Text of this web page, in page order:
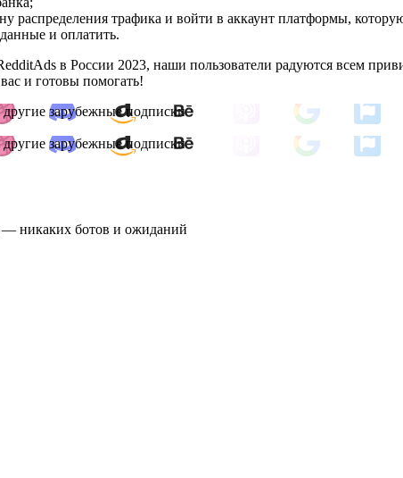
трафика и войти в аккаунт платформы, которую
и оплатить.
в России 2023, наши пользователи радуются всем
и готовы помогать!
зарубежные подписки
зарубежные подписки
— никаких ботов и ожиданий